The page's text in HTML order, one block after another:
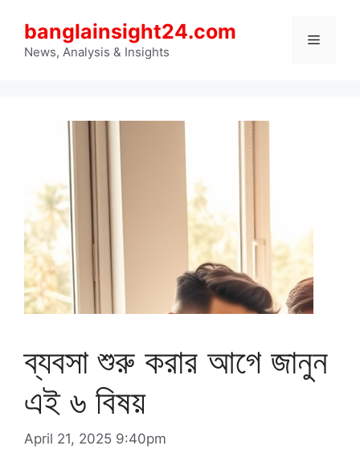
content
banglainsight24.com
News, Analysis & Insights
Menu
ব্যবসা শুরু করার আগে জানুন
এই ৬ বিষয়
April 21, 2025 9:40pm